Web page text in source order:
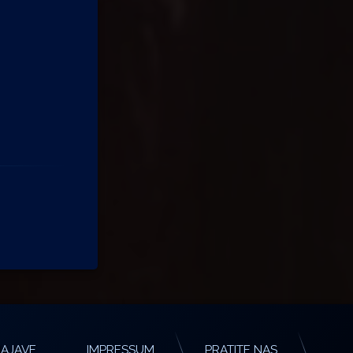
IMPRESSUM PRATITE NAS